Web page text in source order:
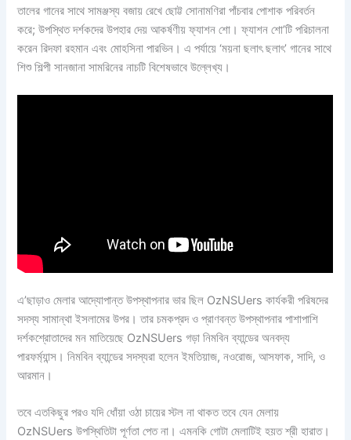
তালের গানের সাথে সামঞ্জস্য বজায় রেখে ছোট্ট সোনামণিরা পাঁচবার পোশাক পরিবর্তন
করে; উপস্থিত দর্শকদের উপহার দেয় আকর্ষণীয় ফ্যাশন শো। ফ্যাশন শো’টি পরিচালনা
করেন রিদফা রহমান এবং মোহসিনা পারভিন। এ পর্যায়ে ‘ময়না ছলাৎ ছলাৎ’ গানের সাথে
শিশু শিল্পী সানজানা সামরিনের নাচটি বিশেষভাবে উল্লেখ্য।
এ’ছাড়াও মেলার আদ্যোপান্ত উপস্থাপনার ভার ছিল OzNSUers কার্যকরী পরিষদের
সদস্য সামান্থা ইসলামের উপর। তার চমকপ্রদ ও প্রাণবন্ত উপস্থাপনার পাশাপাশি
দর্শকশ্রোতাদের মন মাতিয়েছে OzNSUers গড়া নিমবিন ব্যান্ডের অনবদ্য
পারফর্ম্যান্স। নিমবিন ব্যান্ডের সদস্যরা হলেন ইমতিয়াজ, নওরোজ, আসফাক, সাদি, ও
আরমান।
তবে এতকিছুর পরও যদি ধোঁয়া ওঠা চায়ের স্টল না থাকত তবে যেন মেলায়
OzNSUers উপস্থিতিটা পূর্ণতা পেত না। এমনকি গোটা মেলাটিই হয়ত শ্রী হারাত।